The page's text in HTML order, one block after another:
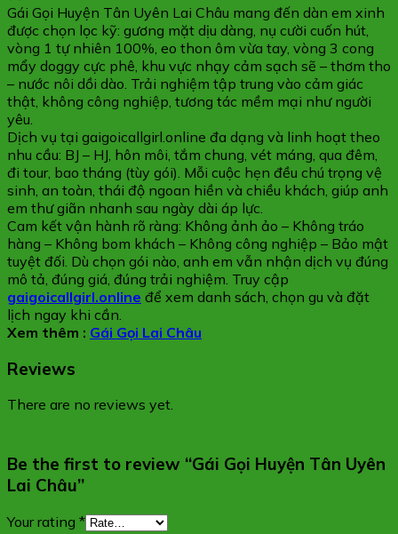
Gái Gọi Huyện Tân Uyên Lai Châu mang đến dàn em xinh
được chọn lọc kỹ: gương mặt dịu dàng, nụ cười cuốn hút,
vòng 1 tự nhiên 100%, eo thon ôm vừa tay, vòng 3 cong
mẩy doggy cực phê, khu vực nhạy cảm sạch sẽ – thơm tho
– nước nôi dồi dào. Trải nghiệm tập trung vào cảm giác
thật, không công nghiệp, tương tác mềm mại như người
yêu.
Dịch vụ tại gaigoicallgirl.online đa dạng và linh hoạt theo
nhu cầu: BJ – HJ, hôn môi, tắm chung, vét máng, qua đêm,
đi tour, bao tháng (tùy gói). Mỗi cuộc hẹn đều chú trọng vệ
sinh, an toàn, thái độ ngoan hiền và chiều khách, giúp anh
em thư giãn nhanh sau ngày dài áp lực.
Cam kết vận hành rõ ràng: Không ảnh ảo – Không tráo
hàng – Không bom khách – Không công nghiệp – Bảo mật
tuyệt đối. Dù chọn gói nào, anh em vẫn nhận dịch vụ đúng
mô tả, đúng giá, đúng trải nghiệm. Truy cập
gaigoicallgirl.online để xem danh sách, chọn gu và đặt
lịch ngay khi cần.
Xem thêm : Gái Gọi Lai Châu
Reviews
There are no reviews yet.
Be the first to review “Gái Gọi Huyện Tân Uyên
Lai Châu”
Your rating *